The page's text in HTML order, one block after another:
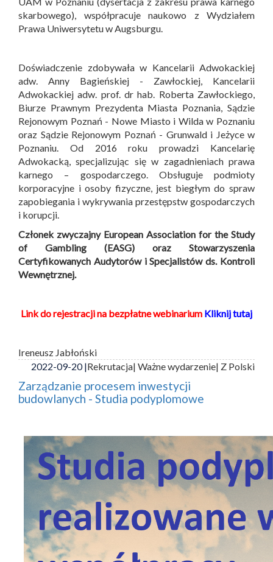
skarbowego), współpracuje naukowo z Wydziałem
Prawa Uniwersytetu w Augsburgu.
Doświadczenie zdobywała w Kancelarii Adwokackiej
adw. Anny Bagieńskiej - Zawłockiej, Kancelarii
Adwokackiej adw. prof. dr hab. Roberta Zawłockiego,
Biurze Prawnym Prezydenta Miasta Poznania, Sądzie
Rejonowym Poznań - Nowe Miasto i Wilda w Poznaniu
oraz Sądzie Rejonowym Poznań - Grunwald i Jeżyce w
Poznaniu. Od 2016 roku prowadzi Kancelarię
Adwokacką, specjalizując się w zagadnieniach prawa
karnego – gospodarczego. Obsługuje podmioty
korporacyjne i osoby fizyczne, jest biegłym do spraw
zapobiegania i wykrywania przestępstw gospodarczych
i korupcji.
Członek zwyczajny European Association for the Study
of Gambling (EASG) oraz Stowarzyszenia
Certyfikowanych Audytorów i Specjalistów ds. Kontroli
Wewnętrznej.
Link do rejestracji na bezpłatne webinarium Kliknij tutaj
Ireneusz Jabłoński
2022-09-20 |Rekrutacja| Ważne wydarzenie| Z Polski
Zarządzanie procesem inwestycji
budowlanych - Studia podyplomowe